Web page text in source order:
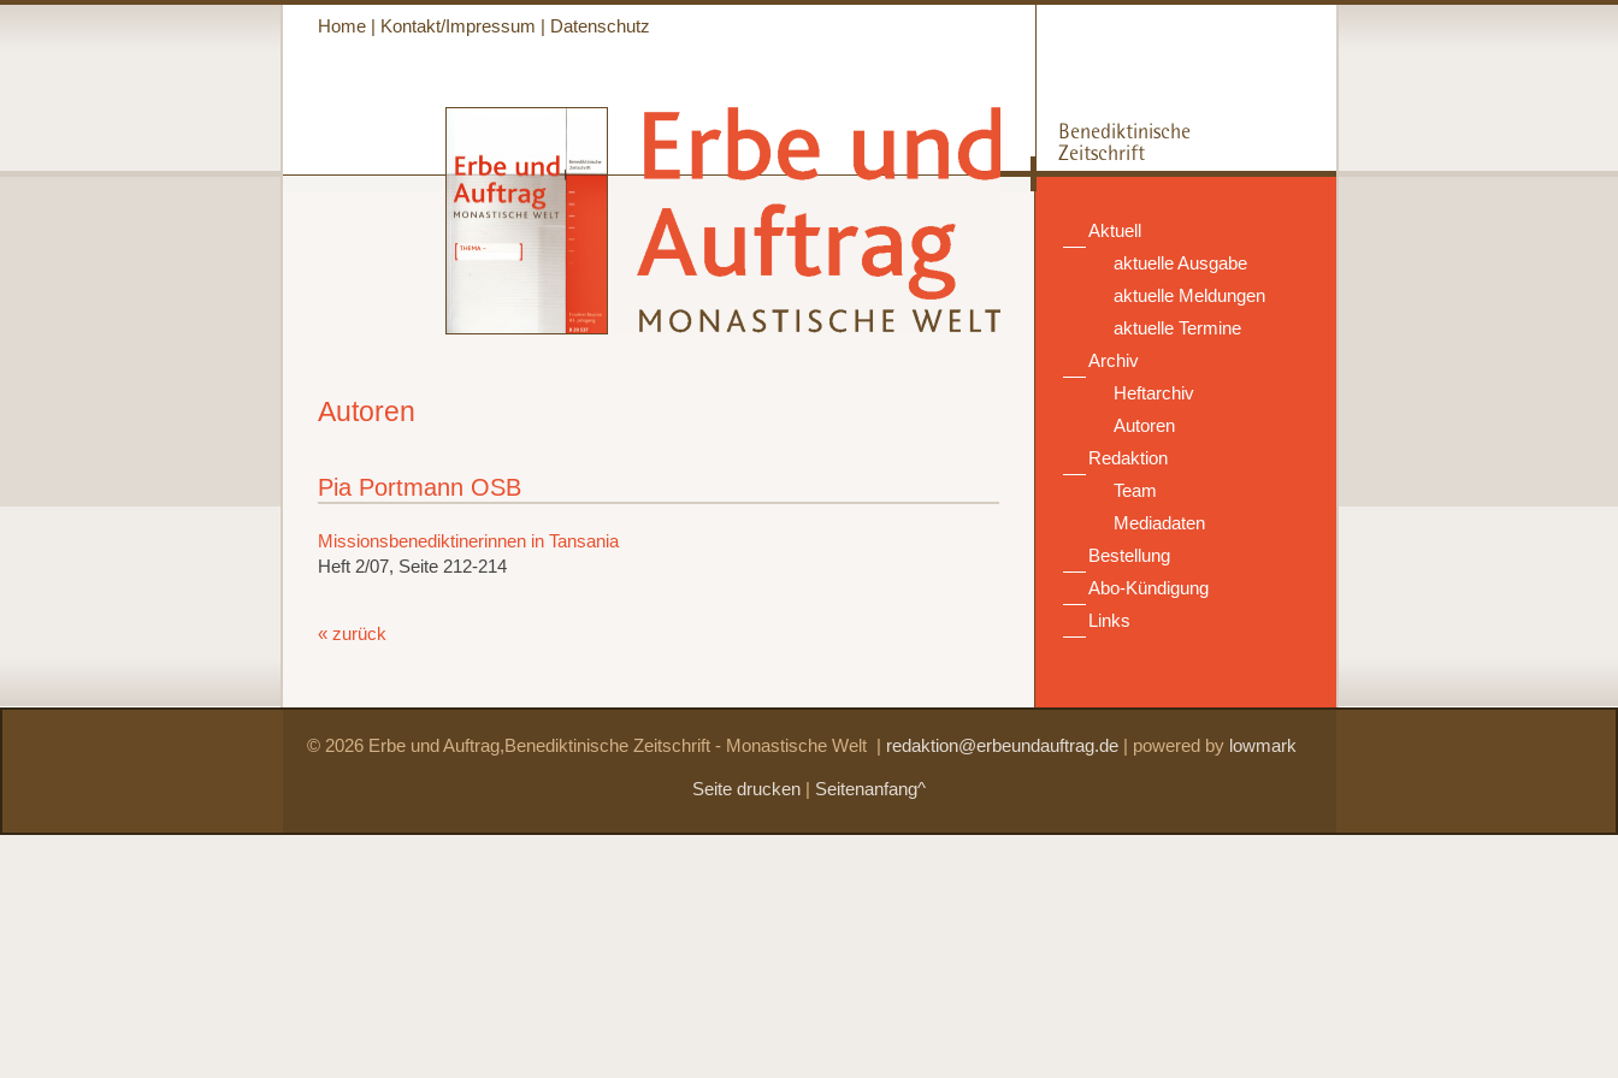
Home| Kontakt/Impressum Datenschutz
Aktuell
aktuelle Ausgabe
aktuelle Meldungen
aktuelle Termine
Archiv
Heftarchiv
Autoren
Redaktion
Team
Mediadaten
Bestellung
Abo-Kündigung
Links
Autoren
Pia Portmann OSB
Missionsbenediktinerinnen in Tansania
Heft 2/07, Seite 212-214
« zurück
© 2026 Erbe und Auftrag,Benediktinische Zeitschrift - Monastische Welt redaktion@erbeundauftrag.de| powered by lowmark
Seite drucken Seitenanfang^